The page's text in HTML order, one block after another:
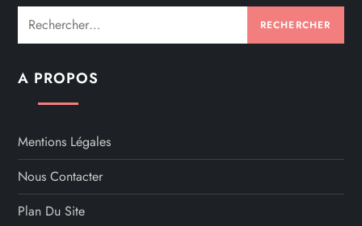
Rechercher :
A PROPOS
Mentions Légales
Nous Contacter
Plan Du Site